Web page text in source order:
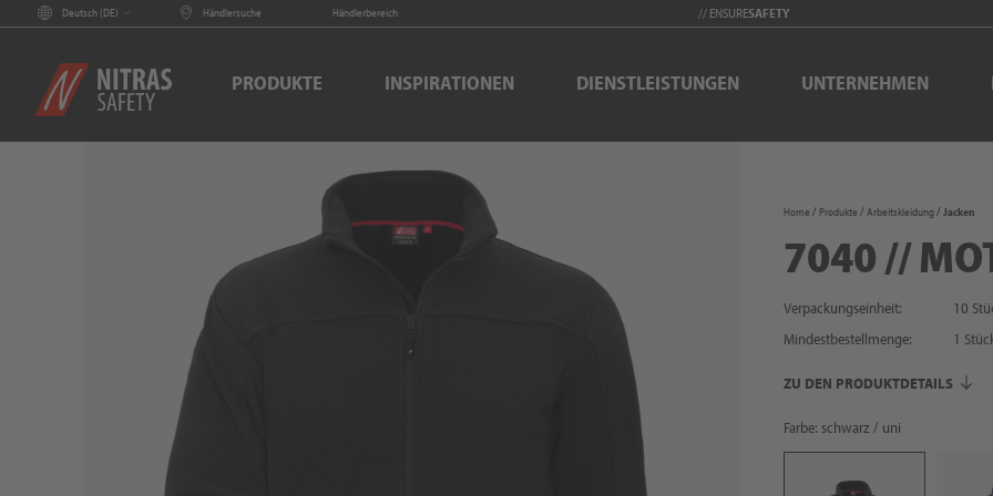
Deutsch (DE) Händlersuche Händlerbereich // ENSURESAFETY
PRODUKTE INSPIRATIONEN DIENSTLEISTUNGEN UNTERNEHMEN
Home Produkte Arbeitskleidung Jacken
7040 //
Verpackungseinheit:
10
Mindestbestellmenge:
1
ZU DEN PRODUKTDETAILS
Farbe: schwarz / uni